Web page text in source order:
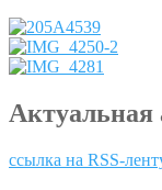
Актуальная
ссылка на RSS-